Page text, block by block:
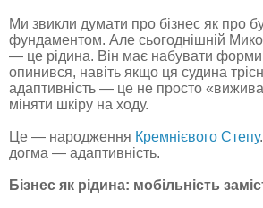
Ми звикли думати про бізнес як про
фундаментом. Але сьогоднішній
— це рідина. Він має набувати форми
опинився, навіть якщо ця судина
адаптивність — це не просто
міняти шкіру на ходу.
Це — народження Кремнієвого Степу
догма — адаптивність.
Бізнес як рідина: мобільність